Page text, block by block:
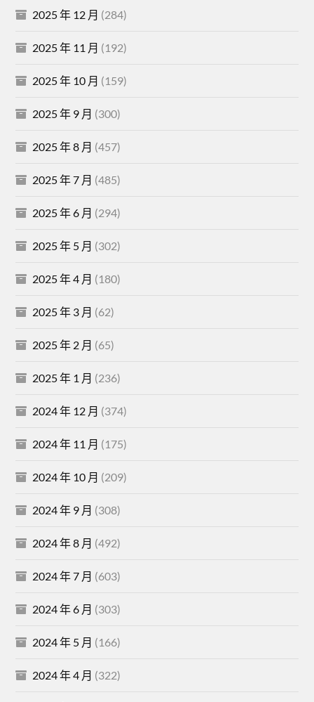
2025 年 12 月 (284)
2025 年 11 月 (192)
2025 年 10 月 (159)
2025 年 9 月 (300)
2025 年 8 月 (457)
2025 年 7 月 (485)
2025 年 6 月 (294)
2025 年 5 月 (302)
2025 年 4 月 (180)
2025 年 3 月 (62)
2025 年 2 月 (65)
2025 年 1 月 (236)
2024 年 12 月 (374)
2024 年 11 月 (175)
2024 年 10 月 (209)
2024 年 9 月 (308)
2024 年 8 月 (492)
2024 年 7 月 (603)
2024 年 6 月 (303)
2024 年 5 月 (166)
2024 年 4 月 (322)